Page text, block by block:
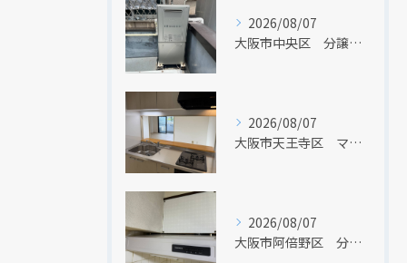
2026/08/07
大阪市中央区 分譲マンションの給湯器取替リフォーム工事 UV除菌機能搭載給湯器
2026/08/07
大阪市天王寺区 マンションのキッチン取替及び内装リフォーム工事 クリナップ
2026/08/07
大阪市阿倍野区 分譲マンションのレンジフード取替リフォーム工事 タカラスタンダード
クリックでチラシのページにジャンプします
クリックでチラシのページにジャンプします